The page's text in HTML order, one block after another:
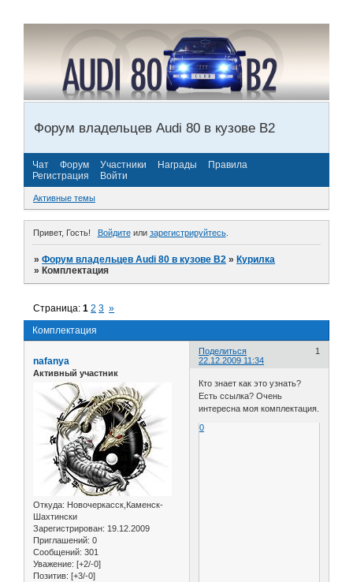
Форум владельцев Audi 80 в кузове В2
Чат Форум Участники Награды
Правила
Регистрация
Войти
Активные темы
Привет, Гость! Войдитеили зарегистрируйтесь.
»Форум владельцев Audi 80 в кузове В2 »Курилка
»Комплектация
Комплектация
Страница:1 2 3 »
Поделиться
1
22.12.2009 11:34
nafanya
Активный участник
Откуда: Новочеркасск,Каменск-
Шахтински
Зарегистрирован: 19.12.2009
Приглашений: 0
Сообщений: 301
Уважение: [+2/-0]
Позитив: [+3/-0]
Кто знает как это узнать?
Есть ссылка? Очень
интересна моя комплектация.
0